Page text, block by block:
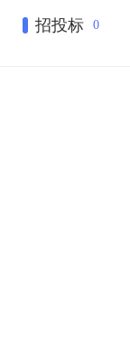
招投标 0